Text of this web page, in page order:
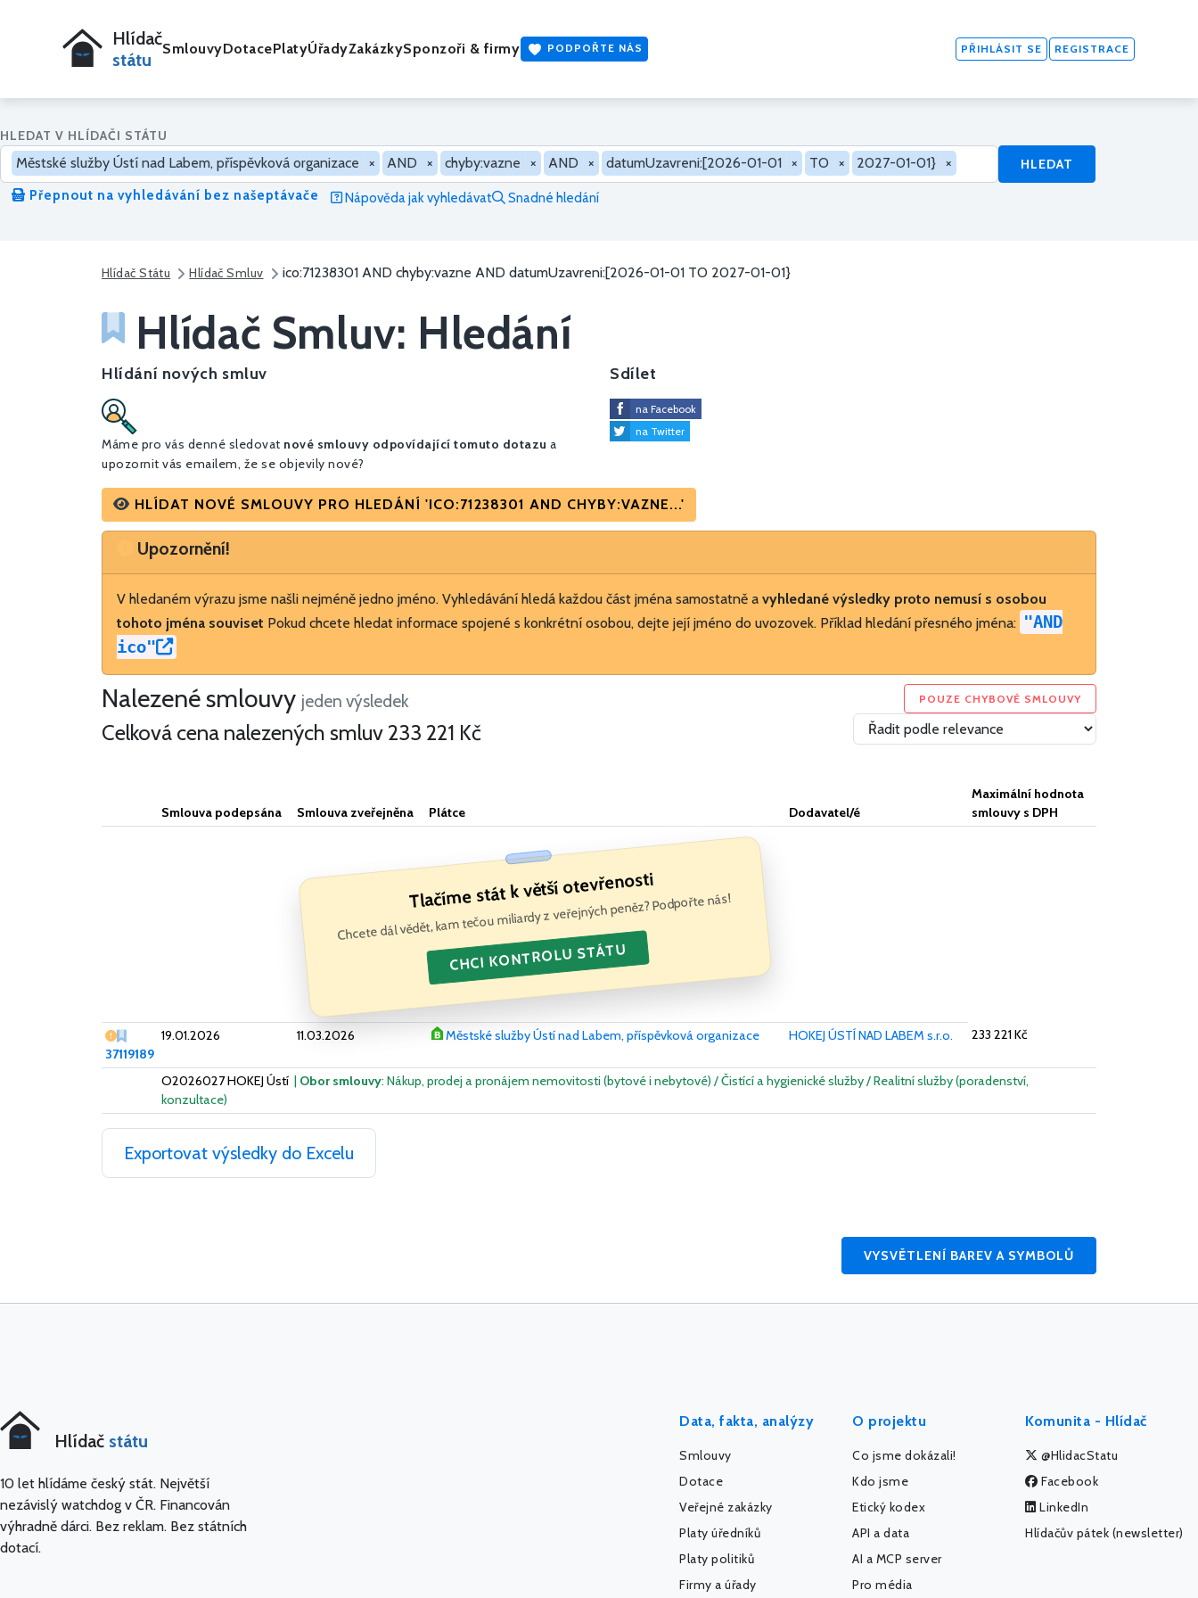
Hlídač
státu
SmlouvyDotacePlatyÚřadyZakázkySponzoři & firmy PODPOŘTE NÁS PŘIHLÁSIT SE REGISTRACE
HLEDAT V HLÍDAČI STÁTU
Městské služby Ústí nad Labem, příspěvková organizace × AND × chyby:vazne × AND × datumUzavreni:[2026-01-01 × TO × 2027-01-01} ×
HLEDAT
Přepnout na vyhledávání bez našeptávače
Nápověda jak vyhledávat Snadné hledání
Hlídač Státu Hlídač Smluv ico:71238301 AND chyby:vazne AND datumUzavreni:[2026-01-01 TO 2027-01-01}
Hlídač Smluv: Hledání
Hlídání nových smluv
Máme pro vás denné sledovat nové smlouvy odpovídající tomuto dotazu a
upozornit vás emailem, že se objevily nové?
HLÍDAT NOVÉ SMLOUVY PRO HLEDÁNÍ 'ICO:71238301 AND CHYBY:VAZNE...'
Sdílet
na Facebook
na Twitter
Upozornění
Upozornění!
V hledaném výrazu jsme našli nejméně jedno jméno. Vyhledávání hledá každou část jména samostatně a vyhledané výsledky proto nemusí s osobou
tohoto jména souviset Pokud chcete hledat informace spojené s konkrétní osobou, dejte její jméno do uvozovek. Příklad hledání přesného jména: "AND
ico"
Nalezené smlouvy jeden výsledek
Celková cena nalezených smluv 233 221 Kč
POUZE CHYBOVÉ SMLOUVY
Smlouva podepsána Smlouva zveřejněna Plátce Dodavatel/é
Maximální hodnota
smlouvy s DPH
Tlačíme stát k větší otevřenosti
Chcete dál vědět, kam tečou miliardy z veřejných peněz? Podpořte nás!
CHCI KONTROLU STÁTU
Vážný nedostatek
37119189
19.01.2026 11.03.2026 Městské služby Ústí nad Labem, příspěvková organizace HOKEJ ÚSTÍ NAD LABEM s.r.o. 233 221 Kč
O2026027 HOKEJ Ústí | Obor smlouvy: Nákup, prodej a pronájem nemovitosti (bytové i nebytové) / Čistící a hygienické služby / Realitní služby (poradenství,
konzultace)
Exportovat výsledky do Excelu
VYSVĚTLENÍ BAREV A SYMBOLŮ
Hlídač státu
10 let hlídáme český stát. Největší
nezávislý watchdog v ČR. Financován
výhradně dárci. Bez reklam. Bez státních
dotací.
Data, fakta, analýzy
Smlouvy
Dotace
Veřejné zakázky
Platy úředníků
Platy politiků
Firmy a úřady
O projektu
Co jsme dokázali!
Kdo jsme
Etický kodex
API a data
AI a MCP server
Pro média
Komunita - Hlídač
@HlidacStatu
Facebook
LinkedIn
Hlídačův pátek (newsletter)